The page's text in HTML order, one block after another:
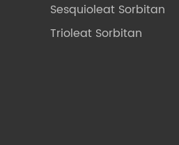
Sesquioleat Sorbitan
Trioleat Sorbitan